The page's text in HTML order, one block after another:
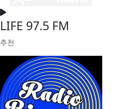
LIFE 97.5 FM
추천